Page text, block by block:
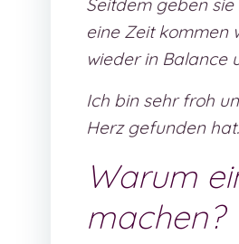
Seitdem geben
eine Zeit kommen
wieder in Balance
Ich bin sehr froh
Herz gefunden hat.
Warum
machen?